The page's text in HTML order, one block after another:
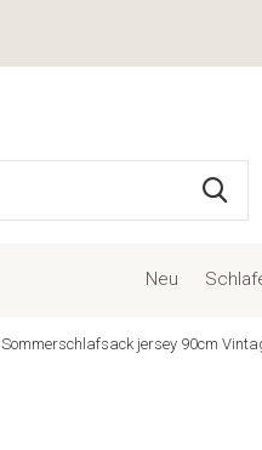
Neu
Sommerschlafsack jersey 90cm